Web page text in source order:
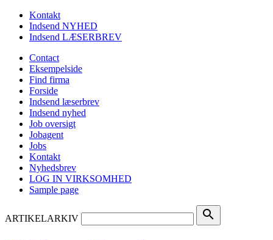
Kontakt
Indsend NYHED
Indsend LÆSERBREV
Contact
Eksempelside
Find firma
Forside
Indsend læserbrev
Indsend nyhed
Job oversigt
Jobagent
Jobs
Kontakt
Nyhedsbrev
LOG IN VIRKSOMHED
Sample page
ARTIKELARKIV search